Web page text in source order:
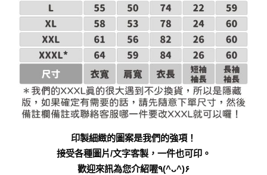
印製細緻的圖案是我們的強項！
接受各種圖片/文字客製，一件也可印。
歡迎來訊為您介紹喔٩(^ᴗ^)۶